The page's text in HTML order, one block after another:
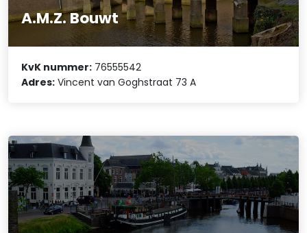
A.M.Z. Bouwt
KvK nummer: 76555542
Adres: Vincent van Goghstraat 73 A